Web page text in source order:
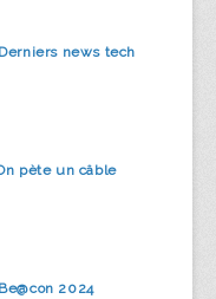
news tech
pète un câble
2024